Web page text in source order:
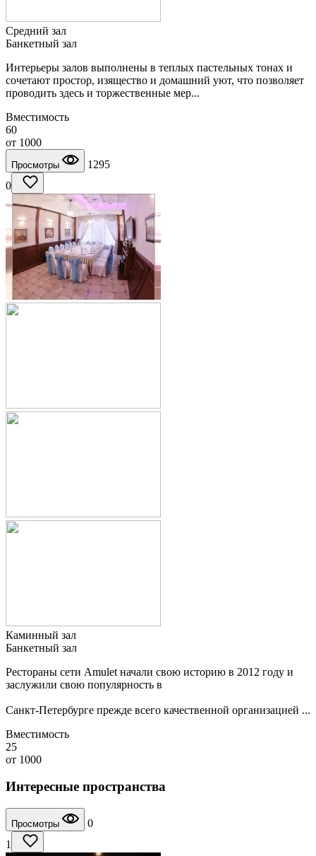
Средний зал
Банкетный зал
Интерьеры залов выполнены в теплых пастельных тонах и
сочетают простор, изящество и домашний уют, что позволяет
проводить здесь и торжественные мер...
Вместимость
60
от 1000
Просмотры
1295
0
Каминный зал
Банкетный зал
Рестораны сети Amulet начали свою историю в 2012 году и
заслужили свою популярность в
Санкт-Петербурге прежде всего качественной организацией ...
Вместимость
25
от 1000
Интересные пространства
Просмотры
0
1